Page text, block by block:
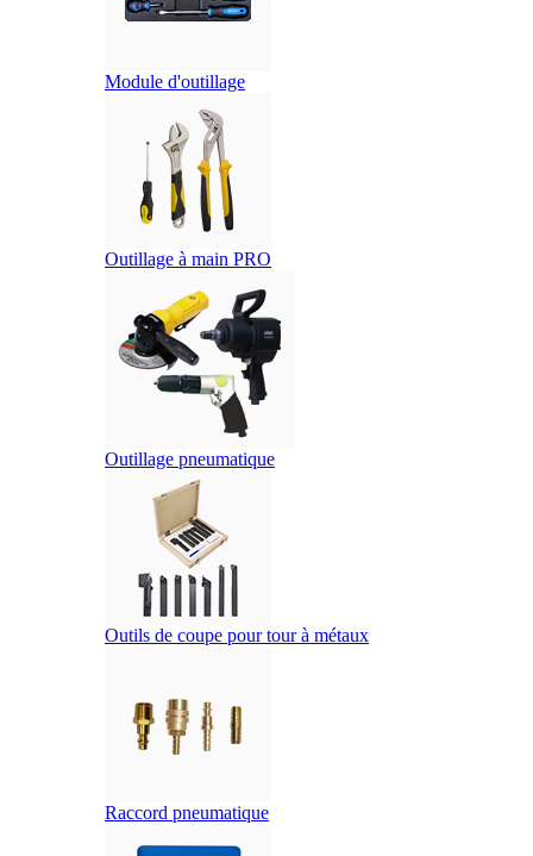
Module d'outillage
Outillage à main PRO
Outillage pneumatique
Outils de coupe pour tour à métaux
Raccord pneumatique